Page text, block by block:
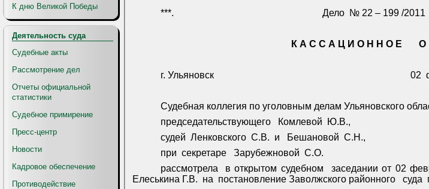
К дню Великой Победы
Деятельность суда
Судебные акты
Рассмотрение дел
Отчеты официальной
статистики
Судебное примирение
Пресс-центр
Новости
Кадровое обеспечение
Противодействие
***. Дело № 22 – 199 /2011
К А С С А Ц И О Н Н О Е О
г. Ульяновск 02
Судебная коллегия по уголовным делам Ульяновского
председательствующего
Комлевой
Ю.В.,
судей Ленковского С.В. и Бешановой С.Н.,
при секретаре Зарубежновой С.О.
рассмотрела
в открытом судебном заседании от 02
Елеськина Г.В. на постановление Заволжского районного суда